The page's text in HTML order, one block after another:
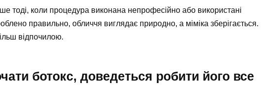
тоді, коли процедура виконана непрофесійно або використані
правильно, обличчя виглядає природно, а міміка зберігається.
відпочилою.
ботокс, доведеться робити його все